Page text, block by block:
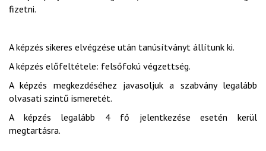
fizetni.
A képzés sikeres elvégzése után tanúsítványt állítunk ki.
A képzés előfeltétele: felsőfokú végzettség.
A képzés megkezdéséhez javasoljuk a szabvány legalább
olvasati szintű ismeretét.
A képzés legalább 4 fő jelentkezése esetén kerül
megtartásra.